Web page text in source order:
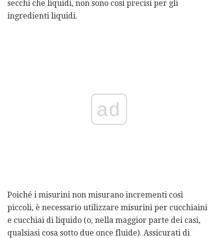
secchi che liquidi, non sono così precisi per gli
ingredienti liquidi.
ad
Poiché i misurini non misurano incrementi così
piccoli, è necessario utilizzare misurini per cucchiaini
e cucchiai di liquido (o, nella maggior parte dei casi,
qualsiasi cosa sotto due once fluide). Assicurati di